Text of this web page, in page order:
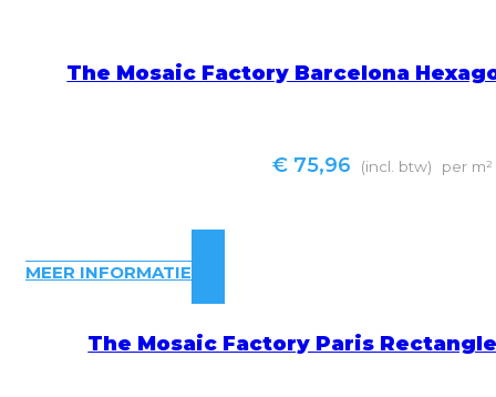
The Mosaic Factory Barcelona
€ 75,96 (incl. btw) per m²
MEER INFORMATIE
The Mosaic Factory Paris